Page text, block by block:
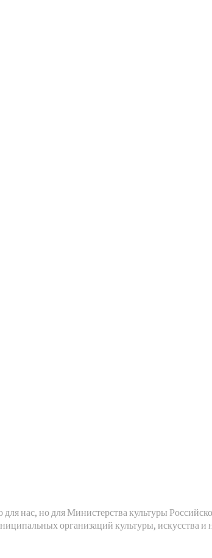
нас, но для Министерства культуры
организаций культуры, искусства и